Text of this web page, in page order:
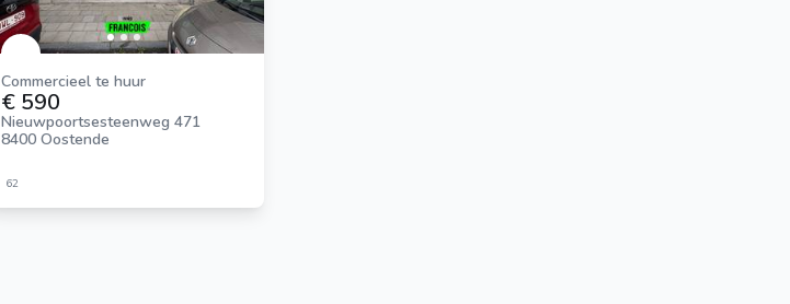
Commercieel te huur
€ 590
Nieuwpoortsesteenweg 471
8400 Oostende
62